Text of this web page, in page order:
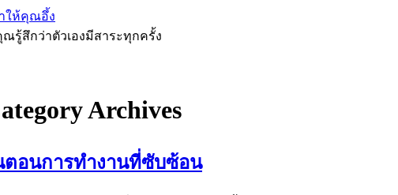
ให้คุณอึ้ง
รู้สึกว่าตัวเองมีสาระทุกครั้ง
Archives
อนการทำงานที่ซับซ้อน